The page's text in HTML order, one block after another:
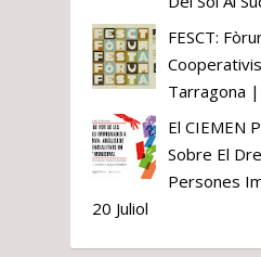
FESCT:
Tarragona
El CIEMEN
Sobre El
Persones
20 Juliol